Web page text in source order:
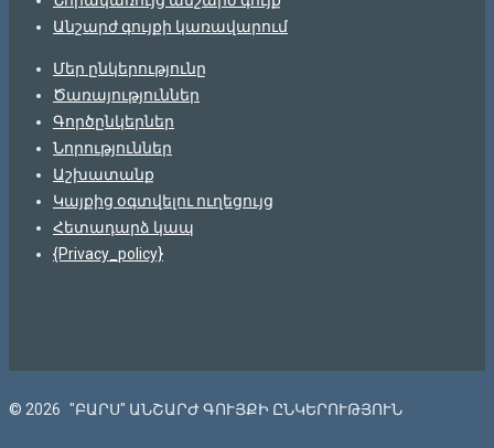
Անշարժ գույքի կառավարում
Մեր ընկերությունը
Ծառայություններ
Գործընկերներ
Նորություններ
Աշխատանք
Կայքից օգտվելու ուղեցույց
Հետադարձ կապ
{Privacy_policy}
© 2026 "ԲԱՐՍ" ԱՆՇԱՐԺ ԳՈՒՅՔԻ ԸՆԿԵՐՈՒԹՅՈՒՆ